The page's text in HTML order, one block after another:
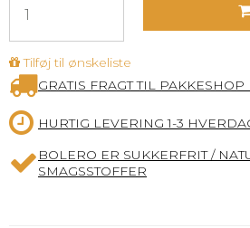
Tilføj til ønskeliste
GRATIS FRAGT TIL
HURTIG LEVERING 1-3
BOLERO ER SUKKERFRIT /
SMAGSSTOFFER